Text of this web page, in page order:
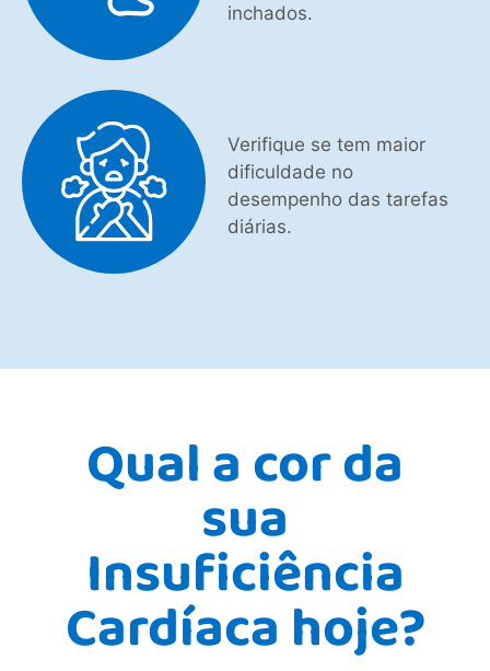
inchados.
Verifique se tem maior
dificuldade no
desempenho das tarefas
diárias.
Qual a cor da
sua
Insuficiência
Cardíaca hoje?